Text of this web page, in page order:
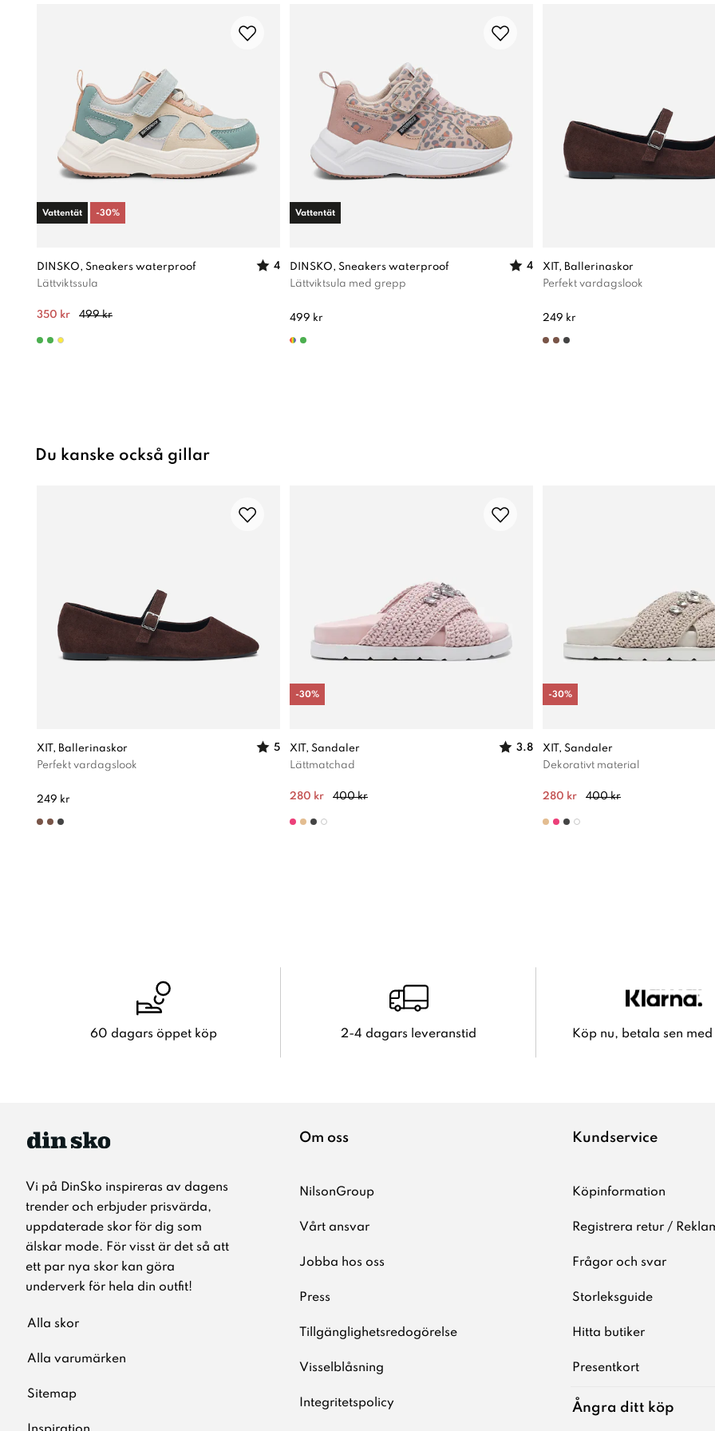
DINSKO, Sneakers waterproof
4
Lättviktssula
350 kr 499 kr
Vattentät -30%
DINSKO, Sneakers waterproof
4
Lättviktsula med grepp
499 kr
Vattentät
XIT, Ballerinaskor
Perfekt vardagslook
249 kr
Du kanske också gillar
XIT, Ballerinaskor
5
Perfekt vardagslook
249 kr
XIT, Sandaler
3.8
Lättmatchad
280 kr 400 kr
-30%
XIT, Sandaler
Dekorativt material
280 kr 400 kr
-30%
60 dagars öppet köp 2-4 dagars leveranstid Köp nu, betala sen
Vi på DinSko inspireras av dagens
trender och erbjuder prisvärda,
uppdaterade skor för dig som
älskar mode. För visst är det så att
ett par nya skor kan göra
underverk för hela din outfit!
Alla skor
Alla varumärken
Sitemap
Om oss
NilsonGroup
Vårt ansvar
Jobba hos oss
Press
Tillgänglighetsredogörelse
Visselblåsning
Integritetspolicy
Kundservice
Köpinformation
Registrera retur /
Frågor och svar
Storleksguide
Hitta butiker
Presentkort
Ångra ditt köp